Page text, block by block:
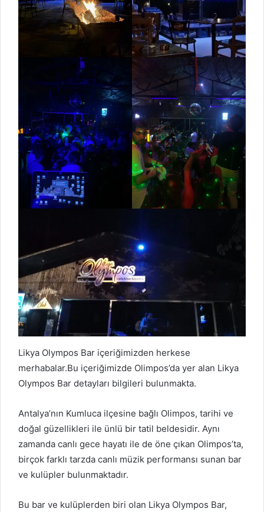
Likya Olympos Bar içeriğimizden herkese
merhabalar.Bu içeriğimizde Olimpos’da yer alan Likya
Olympos Bar detayları bilgileri bulunmakta.
Antalya’nın Kumluca ilçesine bağlı Olimpos, tarihi ve
doğal güzellikleri ile ünlü bir tatil beldesidir. Aynı
zamanda canlı gece hayatı ile de öne çıkan Olimpos’ta,
birçok farklı tarzda canlı müzik performansı sunan bar
ve kulüpler bulunmaktadır.
Bu bar ve kulüplerden biri olan Likya Olympos Bar,